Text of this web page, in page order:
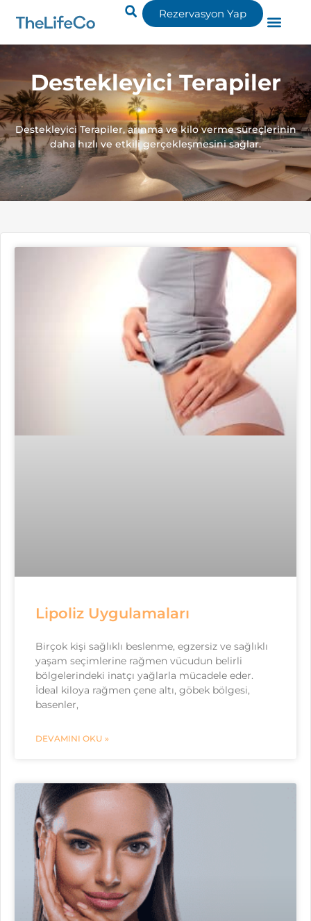
Rezervasyon Yap
Destekleyici Terapiler
Destekleyici Terapiler, arınma ve kilo verme süreçlerinin
daha hızlı ve etkili gerçekleşmesini sağlar.
Lipoliz Uygulamaları
Birçok kişi sağlıklı beslenme, egzersiz ve sağlıklı
yaşam seçimlerine rağmen vücudun belirli
bölgelerindeki inatçı yağlarla mücadele eder.
İdeal kiloya rağmen çene altı, göbek bölgesi,
basenler,
DEVAMINI OKU »